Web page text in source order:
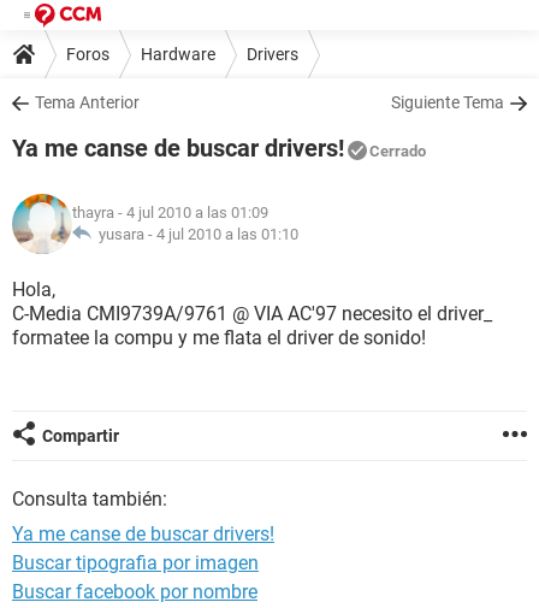
Foros Hardware Drivers
Tema Anterior Siguiente Tema
Ya me canse de buscar drivers! Cerrado
thayra - 4 jul 2010 a las 01:09
yusara - 4 jul 2010 a las 01:10
Hola,
C-Media CMI9739A/9761 @ VIA AC'97 necesito el driver_
formatee la compu y me flata el driver de sonido!
Compartir
Consulta también:
Ya me canse de buscar drivers!
Buscar tipografia por imagen
Buscar facebook por nombre